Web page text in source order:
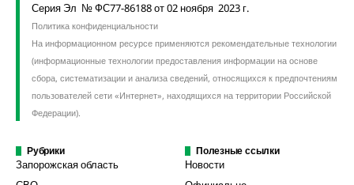
Серия Эл № ФС77-86188 от 02 ноября 2023 г.
Политика конфиденциальности
На информационном ресурсе применяются рекомендательные технологии
(информационные технологии предоставления информации на основе
сбора, систематизации и анализа сведений, относящихся к предпочтениям
пользователей сети «Интернет», находящихся на территории Российской
Федерации).
Рубрики
Запорожская область
Полезные ссылки
Новости